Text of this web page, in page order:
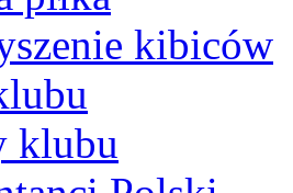
kibiców
klubu